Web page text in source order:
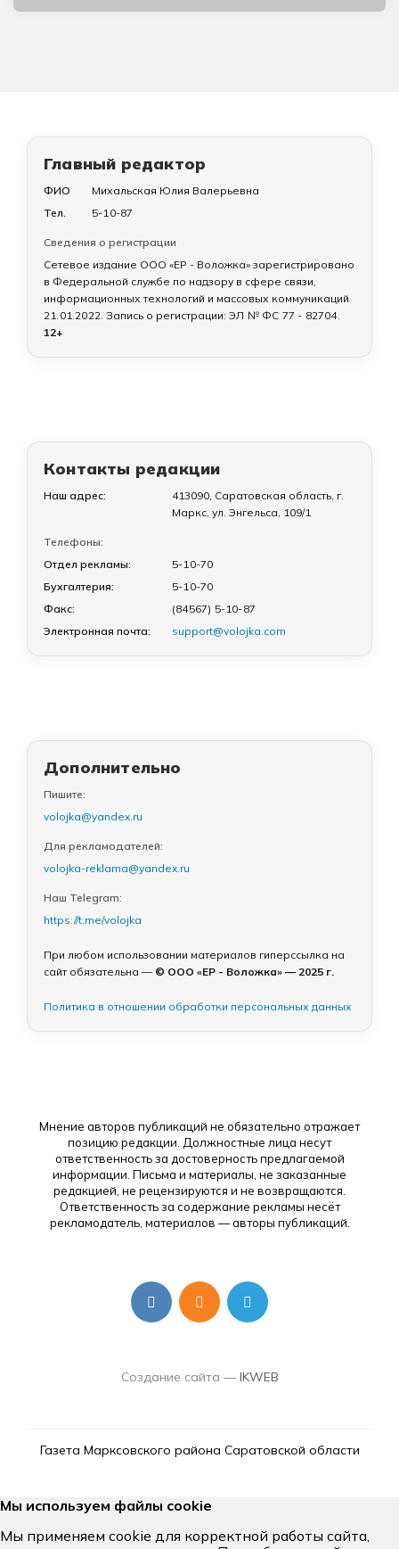
Главный редактор
ФИО
Михальская Юлия Валерьевна
Тел.
5-10-87
Сведения о регистрации
Сетевое издание ООО «ЕР - Воложка» зарегистрировано
в Федеральной службе по надзору в сфере связи,
информационных технологий и массовых коммуникаций
21.01.2022 . Запись о регистрации: ЭЛ № ФС 77 - 82704.
12+
Контакты редакции
Наш адрес:
413090, Саратовская область, г.
Маркс, ул. Энгельса, 109/1
Телефоны:
Отдел рекламы:
5-10-70
Бухгалтерия:
5-10-70
Факс:
(84567) 5-10-87
Электронная почта:
support@volojka.com
Дополнительно
Пишите:
volojka@yandex.ru
Для рекламодателей:
volojka-reklama@yandex.ru
Наш Telegram:
https://t.me/volojka
При любом использовании материалов гиперссылка на
сайт обязательна — © ООО «ЕР - Воложка» — 2025 г.
Политика в отношении обработки персональных данных
Мнение авторов публикаций не обязательно отражает
позицию редакции. Должностные лица несут
ответственность за достоверность предлагаемой
информации. Письма и материалы, не заказанные
редакцией, не рецензируются и не возвращаются.
Ответственность за содержание рекламы несёт
рекламодатель, материалов — авторы публикаций.
Создание сайта — IKWEB
Газета Марксовского района Саратовской области
Мы используем файлы cookie
Мы применяем cookie для корректной работы сайта,